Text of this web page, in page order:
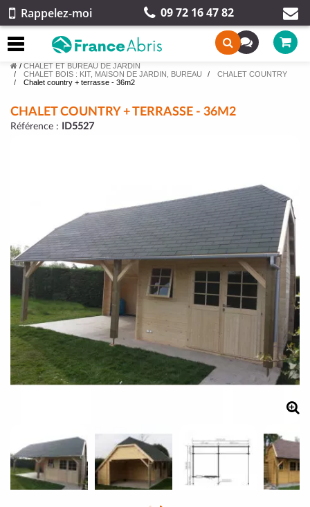
Rappelez-moi 09 72 16 47 82
/ CHALET ET BUREAU DE JARDIN
CHALET BOIS : KIT, MAISON DE JARDIN, BUREAU
CHALET COUNTRY
Chalet country + terrasse - 36m2
CHALET COUNTRY + TERRASSE - 36M2
Référence : ID5527